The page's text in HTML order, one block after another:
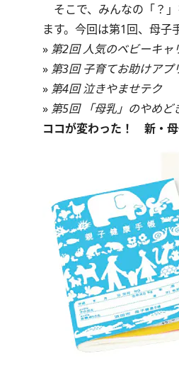
そこで、みんなの「？
ます。今回は第1回、母子
» 第2回 人気のベビーキャ
» 第3回 子育てお助けアプ
» 第4回 泣きやませテク
» 第5回 「母乳」のやめど
ココが変わった！ 新・